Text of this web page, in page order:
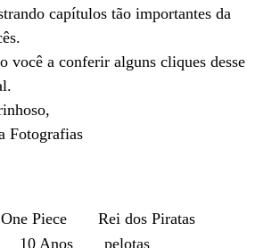
capítulos tão importantes da
você a conferir alguns cliques desse
Fotografias
One Piece
Rei dos Piratas
10 Anos
pelotas